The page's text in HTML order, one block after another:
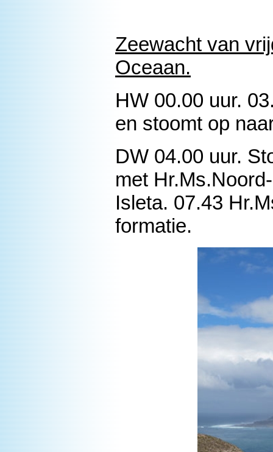
Zeewacht van
Oceaan.
HW 00.00 uur.
en stoomt op
DW 04.00 uur.
met
Isleta. 07.43
formatie.